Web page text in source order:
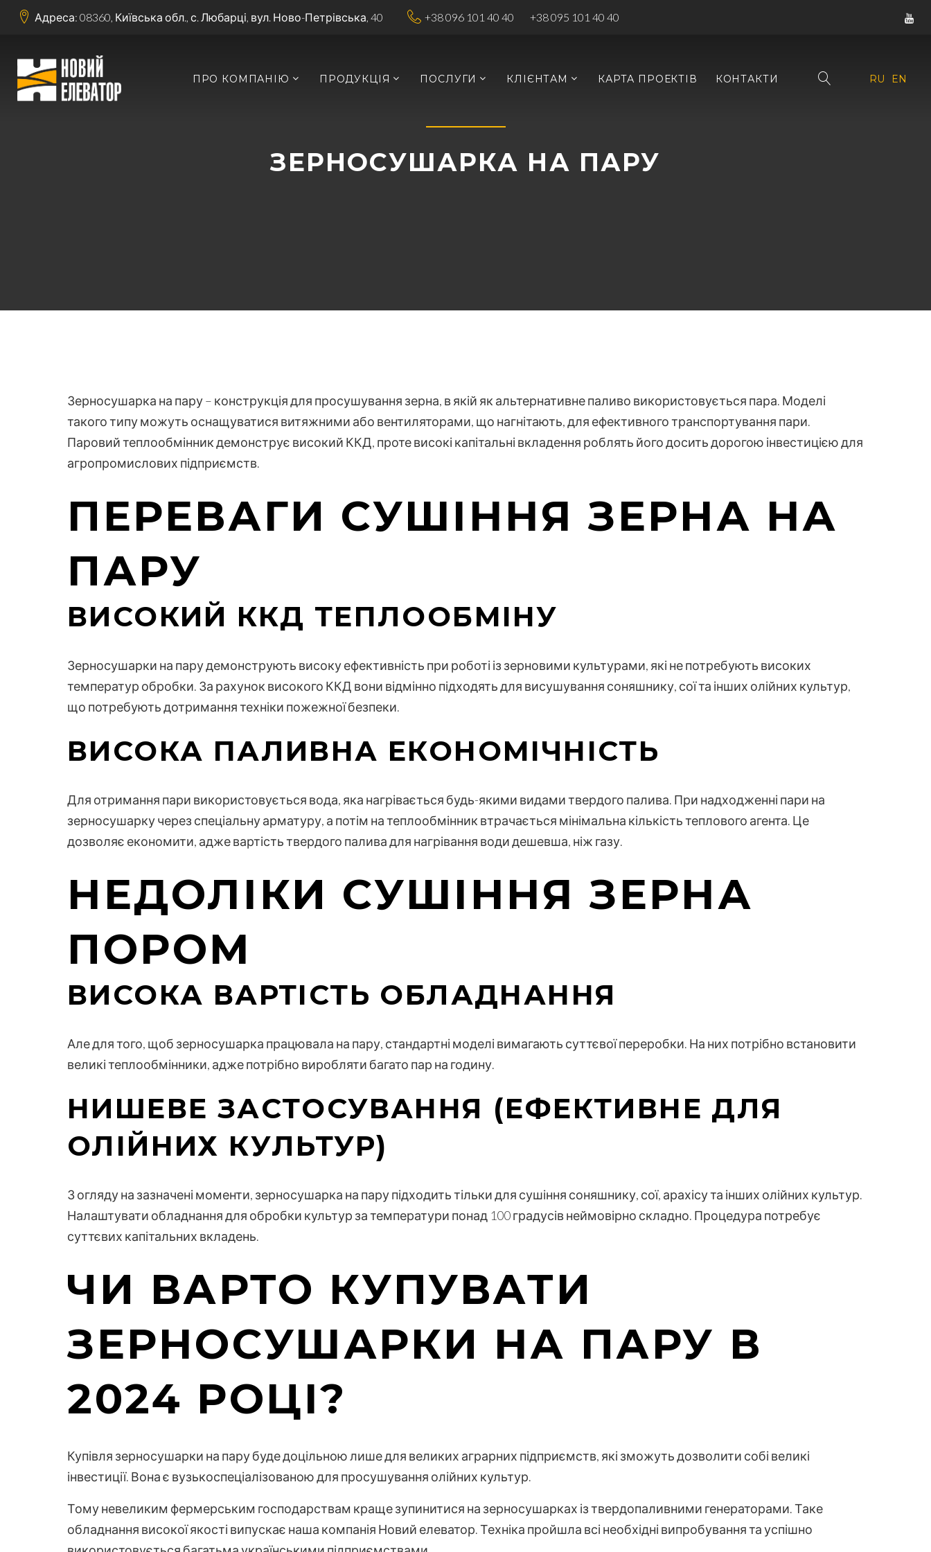
Адреса: 08360, Київська обл., с. Любарці, вул. Ново-Петрівська, 40 +38 096 101 40 40 +38 095 101 40 40
RU EN
ПРО КОМПАНІЮ ПРОДУКЦІЯ ПОСЛУГИ КЛІЄНТАМ КАРТА ПРОЕКТІВ КОНТАКТИ
ЗЕРНОСУШАРКА НА ПАРУ
Зерносушарка на пару – конструкція для просушування зерна, в якій як альтернативне паливо використовується пара. Моделі
такого типу можуть оснащуватися витяжними або вентиляторами, що нагнітають, для ефективного транспортування пари.
Паровий теплообмінник демонструє високий ККД, проте високі капітальні вкладення роблять його досить дорогою інвестицією для
агропромислових підприємств.
ПЕРЕВАГИ СУШІННЯ ЗЕРНА НА
ПАРУ
ВИСОКИЙ ККД ТЕПЛООБМІНУ
Зерносушарки на пару демонструють високу ефективність при роботі із зерновими культурами, які не потребують високих
температур обробки. За рахунок високого ККД вони відмінно підходять для висушування соняшнику, сої та інших олійних культур,
що потребують дотримання техніки пожежної безпеки.
ВИСОКА ПАЛИВНА ЕКОНОМІЧНІСТЬ
Для отримання пари використовується вода, яка нагрівається будь-якими видами твердого палива. При надходженні пари на
зерносушарку через спеціальну арматуру, а потім на теплообмінник втрачається мінімальна кількість теплового агента. Це
дозволяє економити, адже вартість твердого палива для нагрівання води дешевша, ніж газу.
НЕДОЛІКИ СУШІННЯ ЗЕРНА
ПОРОМ
ВИСОКА ВАРТІСТЬ ОБЛАДНАННЯ
Але для того, щоб зерносушарка працювала на пару, стандартні моделі вимагають суттєвої переробки. На них потрібно встановити
великі теплообмінники, адже потрібно виробляти багато пар на годину.
НИШЕВЕ ЗАСТОСУВАННЯ (ЕФЕКТИВНЕ ДЛЯ
ОЛІЙНИХ КУЛЬТУР)
З огляду на зазначені моменти, зерносушарка на пару підходить тільки для сушіння соняшнику, сої, арахісу та інших олійних культур.
Налаштувати обладнання для обробки культур за температури понад 100 градусів неймовірно складно. Процедура потребує
суттєвих капітальних вкладень.
ЧИ ВАРТО КУПУВАТИ
ЗЕРНОСУШАРКИ НА ПАРУ В
2024 РОЦІ?
Купівля зерносушарки на пару буде доцільною лише для великих аграрних підприємств, які зможуть дозволити собі великі
інвестиції. Вона є вузькоспеціалізованою для просушування олійних культур.
Тому невеликим фермерським господарствам краще зупинитися на зерносушарках із твердопаливними генераторами. Таке
обладнання високої якості випускає наша компанія Новий елеватор. Техніка пройшла всі необхідні випробування та успішно